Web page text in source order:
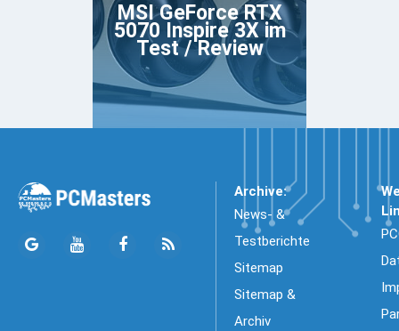
MSI GeForce RTX
5070 Inspire 3X im
Test / Review
Archive:
News- &
Testberichte
Sitemap
Sitemap &
Archiv